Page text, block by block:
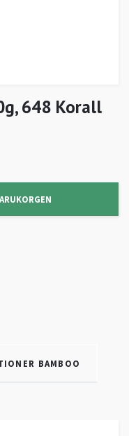
648 Korall
BAMBOO